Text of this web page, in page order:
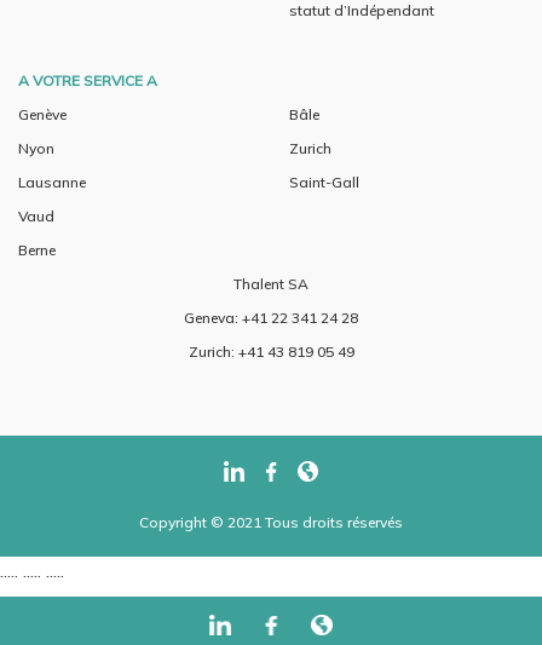
statut d’Indépendant
A VOTRE SERVICE A
Genève
Nyon
Lausanne
Vaud
Berne
Bâle
Zurich
Saint-Gall
Thalent SA
Geneva: +41 22 341 24 28
Zurich: +41 43 819 05 49
Copyright © 2021 Tous droits réservés
..... ..... .....
..... ..... .....